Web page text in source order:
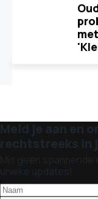
Meld je aan en
rechtstreeks in
Mis geen
unieke updates!